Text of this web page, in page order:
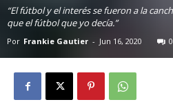
“El fútbol y el interés se fueron a la
que el fútbol que yo decía.”
Por Frankie Gautier - Jun 16, 2020 0